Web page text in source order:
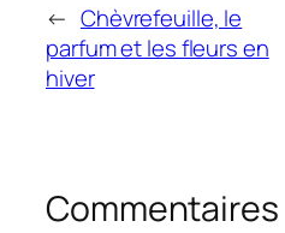
← Chèvrefeuille, le
parfum et les fleurs en
hiver
Commentaires